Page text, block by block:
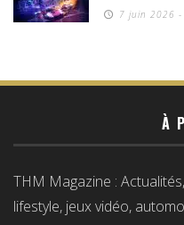
7 juin 2026
À
THM Magazine :
lifestyle, jeux vidéo,